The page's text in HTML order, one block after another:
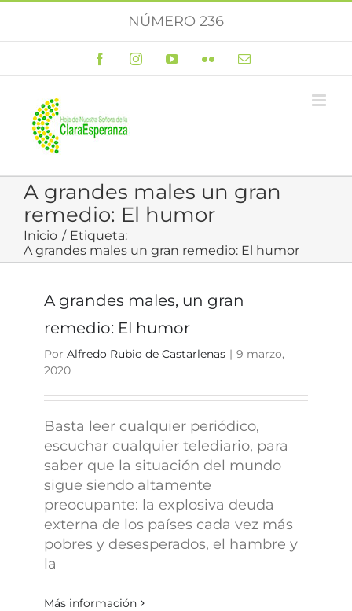
NÚMERO 236
FacebookInstagramYouTubeFlickr Correo
A grandes males un gran
remedio: El humor
Inicio
Etiqueta:
A grandes males un gran remedio: El humor
A grandes males, un gran
remedio: El humor
Por Alfredo Rubio de Castarlenas | 9 marzo,
2020
Basta leer cualquier periódico,
escuchar cualquier telediario, para
saber que la situación del mundo
sigue siendo altamente
preocupante: la explosiva deuda
externa de los países cada vez más
pobres y desesperados, el hambre y
la
Más información